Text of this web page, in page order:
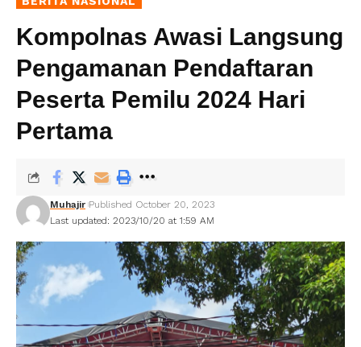
Kompolnas Awasi Langsung
Pengamanan Pendaftaran
Peserta Pemilu 2024 Hari
Pertama
Last updated: 2023/10/20 at 1:59 AM
Muhajir Published October 20, 2023